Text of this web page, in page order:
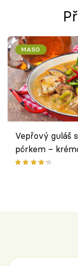
MASO
Vepřový guláš
pórkem –
pokrm z